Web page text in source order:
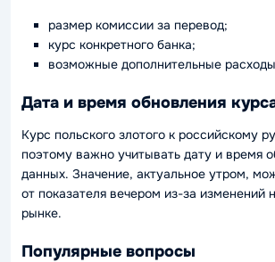
размер комиссии за перевод;
курс конкретного банка;
возможные дополнительные
Дата и время обновления
Курс польского злотого к российскому
поэтому важно учитывать дату и время
данных. Значение, актуальное утром,
от показателя вечером из-за изменений
рынке.
Популярные вопросы